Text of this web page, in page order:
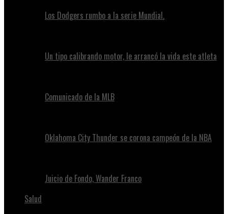
Los Dodgers rumbo a la serie Mundial.
Un tipo calibrando motor, le arrancó la vida este atleta
Comunicado de la MLB
Oklahoma City Thunder se corona campeón de la NBA
Juicio de Fondo, Wander Franco
Salud